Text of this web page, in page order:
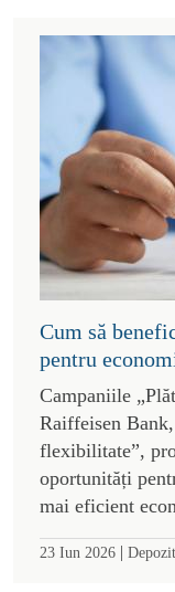
Cum să
pentru
Campaniile
Raiffeisen
flexibilitate”,
oportunități
mai eficient
23 Iun 2026 |